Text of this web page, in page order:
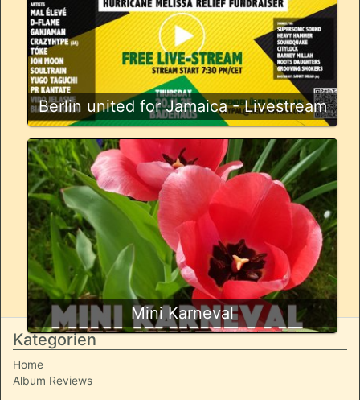
Berlin united for Jamaica - Livestream
Mini Karneval
Kategorien
Home
Album Reviews